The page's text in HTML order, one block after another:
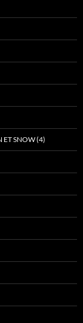
ET SNOW (4)